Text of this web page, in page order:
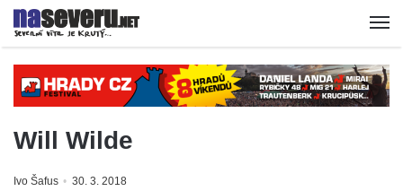
Will Wilde
Ivo Šafus 30. 3. 2018